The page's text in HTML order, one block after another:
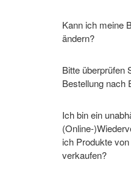
Kann ich meine
ändern?
Bitte überprüfen
Bestellung nach
Ich bin ein
(Online-
ich Produkte
verkaufen?